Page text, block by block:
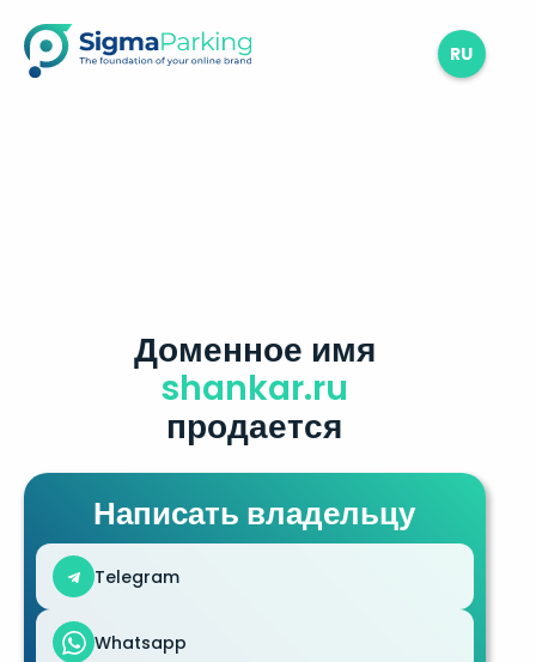
RU
Доменное имя
shankar.ru
продается
Написать владельцу
Telegram
Whatsapp